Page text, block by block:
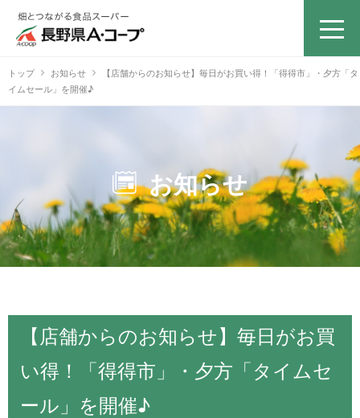
トップ お知らせ
【店舗からのお知らせ】毎日がお買い得！「得得市」・夕方「タ
イムセール」を開催♪
お知らせ
【店舗からのお知らせ】毎日がお買
い得！「得得市」・夕方「タイムセ
ール」を開催♪